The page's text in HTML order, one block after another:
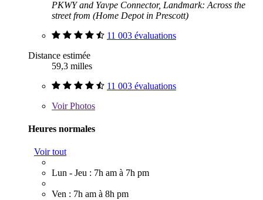
PKWY and Yavpe Connector, Landmark: Across the
street from (Home Depot in Prescott)
11 003 évaluations
Distance estimée
59,3 milles
11 003 évaluations
VoirPhotos
Heures normales
Voir tout
Lun - Jeu : 7h am à 7h pm
Ven : 7h am à 8h pm